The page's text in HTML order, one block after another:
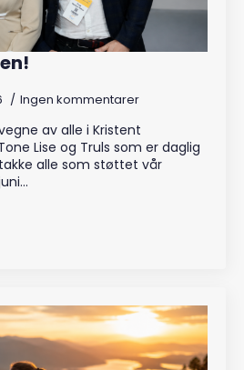
Ingen kommentarer
av alle i Kristent
Lise og Truls som er daglig
alle som støttet vår